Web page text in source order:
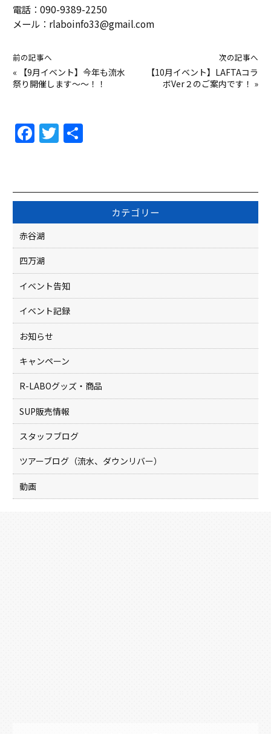
電話：090-9389-2250
メール：rlaboinfo33@gmail.com
前の記事へ
«
【9月イベント】今年も流水
祭り開催します～～！！
次の記事へ
【10月イベント】LAFTAコラ
ボVer２のご案内です！ »
F
a
e
b
o
o
k
T
w
er
カテゴリー
赤谷湖
四万湖
イベント告知
イベント記録
お知らせ
キャンペーン
R-LABOグッズ・商品
SUP販売情報
スタッフブログ
ツアーブログ（流水、ダウンリバー）
動画